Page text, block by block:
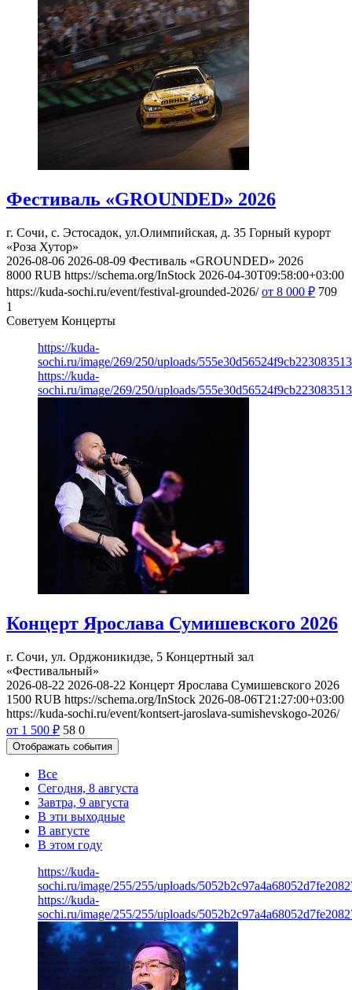
Фестиваль «GROUNDED» 2026
г. Сочи, с. Эстосадок, ул.Олимпийская, д. 35 Горный курорт
«Роза Хутор»
2026-08-06 2026-08-09 Фестиваль «GROUNDED» 2026
8000 RUB https://schema.org/InStock 2026-04-30T09:58:00+03:00
https://kuda-sochi.ru/event/festival-grounded-2026/ от 8 000 ₽ 709
1
Советуем Концерты
https://kuda-
sochi.ru/image/269/250/uploads/
https://kuda-
sochi.ru/image/269/250/uploads/
Концерт Ярослава Сумишевского 2026
г. Сочи, ул. Орджоникидзе, 5 Концертный зал
«Фестивальный»
2026-08-22 2026-08-22 Концерт Ярослава Сумишевского 2026
1500 RUB https://schema.org/InStock 2026-08-06T21:27:00+03:00
https://kuda-sochi.ru/event/kontsert-jaroslava-sumishevskogo-2026/
от 1 500 ₽ 58 0
Отображать события
Все
Сегодня, 8 августа
Завтра, 9 августа
В эти выходные
В августе
В этом году
https://kuda-
sochi.ru/image/255/255/uploads/
https://kuda-
sochi.ru/image/255/255/uploads/